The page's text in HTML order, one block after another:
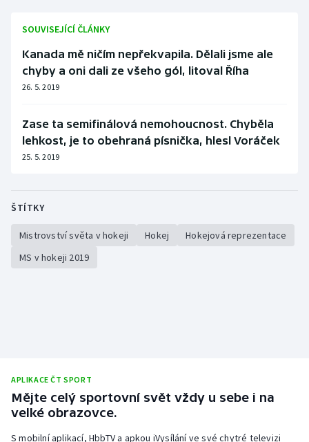
SOUVISEJÍCÍ ČLÁNKY
Kanada mě ničím nepřekvapila. Dělali jsme ale
chyby a oni dali ze všeho gól, litoval Říha
26. 5. 2019
Zase ta semifinálová nemohoucnost. Chyběla
lehkost, je to obehraná písnička, hlesl Voráček
25. 5. 2019
ŠTÍTKY
Mistrovství světa v hokeji Hokej
Hokejová reprezentace
MS v hokeji 2019
APLIKACE ČT SPORT
Mějte celý sportovní svět vždy u sebe i na
velké obrazovce.
S mobilní aplikací, HbbTV a apkou iVysílání ve své chytré televizi